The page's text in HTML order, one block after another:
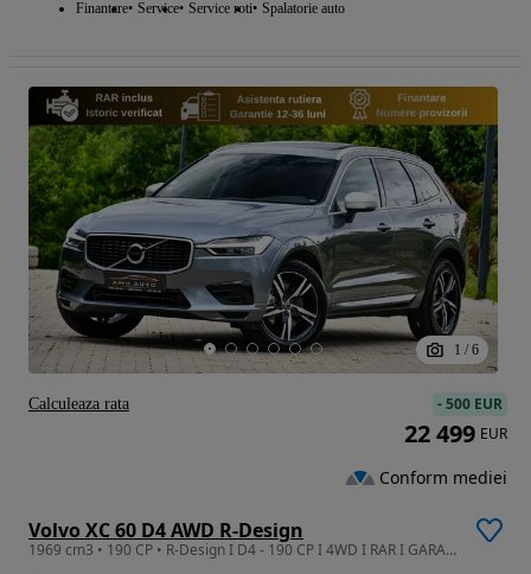
Finantare Service Service roti Spalatorie auto
1 / 6
Volvo XC 60 D4 AWD R-Design
1969 cm3 • 190 CP • R-Design I D4 - 190 CP I 4WD I RAR I GARANTIE I RATE I Revizie
-500 EUR
22 499 EUR
Conform mediei
Calculeaza rata